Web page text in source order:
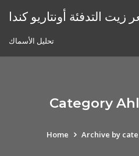
زيت التدفئة أونتاريو كندا
تحليل الأسماك
Category
Home Archive by